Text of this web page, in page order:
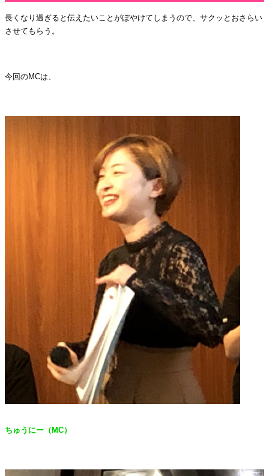
長くなり過ぎると伝えたいことがぼやけてしまうので、サクッとおさらい
させてもらう。
今回のMCは、
ちゅうにー（MC）